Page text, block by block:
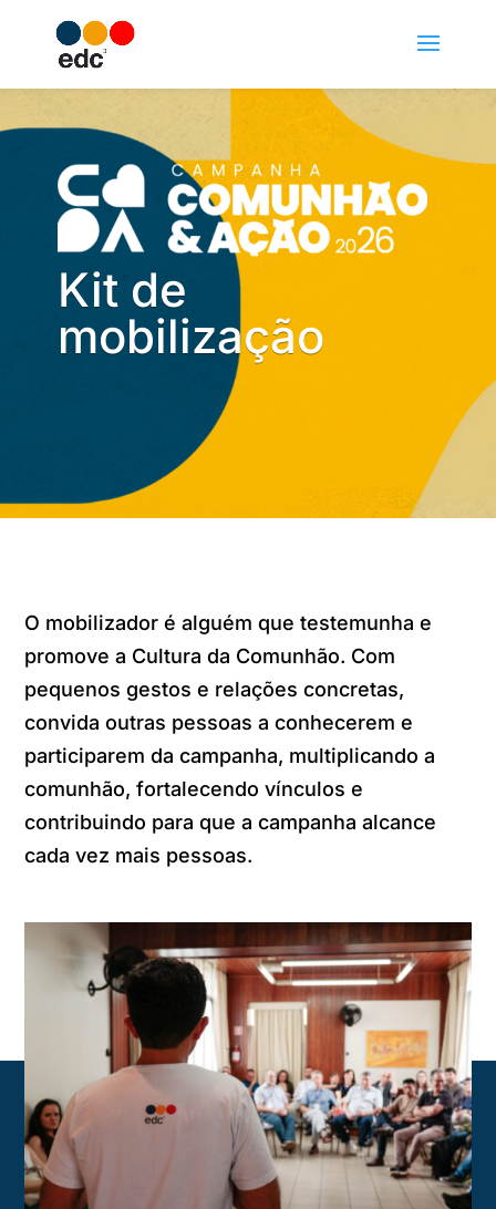
Kit de
mobilização
O mobilizador é alguém que testemunha e
promove a Cultura da Comunhão. Com
pequenos gestos e relações concretas,
convida outras pessoas a conhecerem e
participarem da campanha, multiplicando a
comunhão, fortalecendo vínculos e
contribuindo para que a campanha alcance
cada vez mais pessoas.